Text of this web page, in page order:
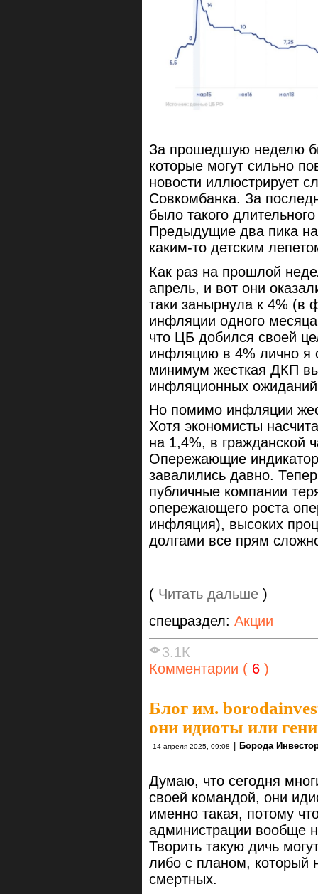
За прошедшую неделю
которые могут сильно
новости иллюстрирует
Совкомбанка. За
было такого
Предыдущие два пика
каким-то детским
Как раз на прошлой
апрель, и вот они
таки занырнула к 4% (в
инфляции одного
что ЦБ добился своей
инфляцию в 4% лично я
минимум жесткая ДКП
инфляционных
Но помимо инфляции
Хотя экономисты
на 1,4%, в гражданской
Опережающие
завалились давно.
публичные компании
опережающего роста
инфляция), высоких
долгами все прям
( Читать дальше )
спецраздел: Акции
3.1К
Комментарии ( 6 )
Блог им.
они идиоты или
14 апреля 2025, 09:08 Борода
Думаю, что сегодня
своей командой, они
именно такая, потому
администрации вообще
Творить такую дичь
либо с планом, который
смертных.